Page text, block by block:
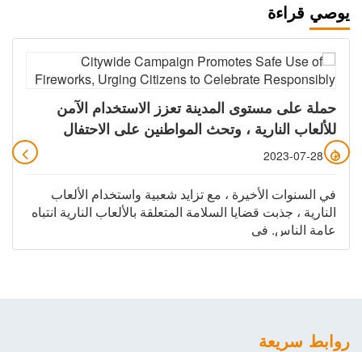
يوصي قراءة
حملة على مستوى المدينة تعزز الاستخدام الآمن
للألعاب النارية ، وتحث المواطنين على الاحتفال
بمسؤولية
2023-07-28
في السنوات الأخيرة ، مع تزايد شعبية واستخدام الألعاب
النارية ، جذبت قضايا السلامة المتعلقة بالألعاب النارية انتباه
عامة الناس. في
روابط سريعة